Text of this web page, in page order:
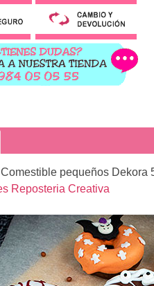
pequeños Dekora
Reposteria Creativa